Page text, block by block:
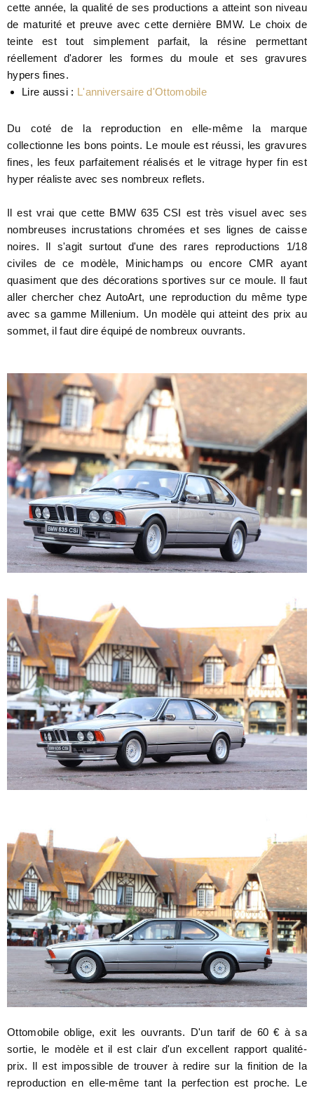
cette année, la qualité de ses productions a atteint son niveau
de maturité et preuve avec cette dernière BMW. Le choix de
teinte est tout simplement parfait, la résine permettant
réellement d'adorer les formes du moule et ses gravures
hypers fines.
Lire aussi : L'anniversaire d'Ottomobile
Du coté de la reproduction en elle-même la marque
collectionne les bons points. Le moule est réussi, les gravures
fines, les feux parfaitement réalisés et le vitrage hyper fin est
hyper réaliste avec ses nombreux reflets.
Il est vrai que cette BMW 635 CSI est très visuel avec ses
nombreuses incrustations chromées et ses lignes de caisse
noires. Il s'agit surtout d'une des rares reproductions 1/18
civiles de ce modèle, Minichamps ou encore CMR ayant
quasiment que des décorations sportives sur ce moule. Il faut
aller chercher chez AutoArt, une reproduction du même type
avec sa gamme Millenium. Un modèle qui atteint des prix au
sommet, il faut dire équipé de nombreux ouvrants.
Ottomobile oblige, exit les ouvrants. D'un tarif de 60 € à sa
sortie, le modèle et il est clair d'un excellent rapport qualité-
prix. Il est impossible de trouver à redire sur la finition de la
reproduction en elle-même tant la perfection est proche. Le